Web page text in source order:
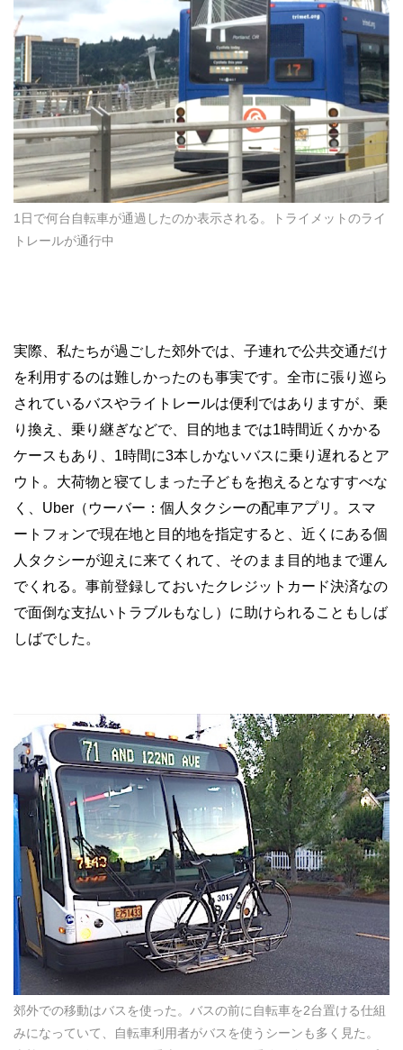
1日で何台自転車が通過したのか表示される。トライメットのライ
トレールが通行中
実際、私たちが過ごした郊外では、子連れで公共交通だけ
を利用するのは難しかったのも事実です。全市に張り巡ら
されているバスやライトレールは便利ではありますが、乗
り換え、乗り継ぎなどで、目的地までは1時間近くかかる
ケースもあり、1時間に3本しかないバスに乗り遅れるとア
ウト。大荷物と寝てしまった子どもを抱えるとなすすべな
く、Uber（ウーバー：個人タクシーの配車アプリ。スマ
ートフォンで現在地と目的地を指定すると、近くにある個
人タクシーが迎えに来てくれて、そのまま目的地まで運ん
でくれる。事前登録しておいたクレジットカード決済なの
で面倒な支払いトラブルもなし）に助けられることもしば
しばでした。
郊外での移動はバスを使った。バスの前に自転車を2台置ける仕組
みになっていて、自転車利用者がバスを使うシーンも多く見た。